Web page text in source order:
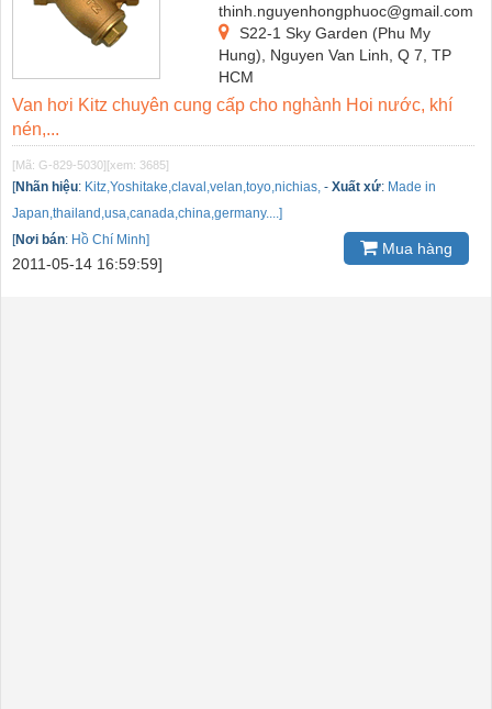
thinh.nguyenhongphuoc@gmail.com
S22-1 Sky Garden (Phu My
Hung), Nguyen Van Linh, Q 7, TP
HCM
Van hơi Kitz chuyên cung cấp cho nghành Hoi nước, khí
nén,...
[Mã: G-829-5030][xem: 3685]
[Nhãn hiệu: Kitz,Yoshitake,claval,velan,toyo,nichias, - Xuất xứ: Made in
Japan,thailand,usa,canada,china,germany....]
[Nơi bán: Hồ Chí Minh]
2011-05-14 16:59:59]
Mua hàng